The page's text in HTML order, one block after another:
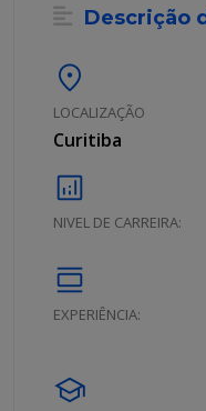
Descrição
location_on
LOCALIZAÇÃO
Curitiba
analytics
NIVEL DE CARREIRA:
calendar_view_day
EXPERIÊNCIA:
school